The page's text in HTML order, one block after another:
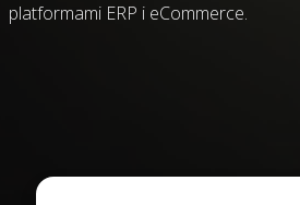
platformami ERP i eCommerce.